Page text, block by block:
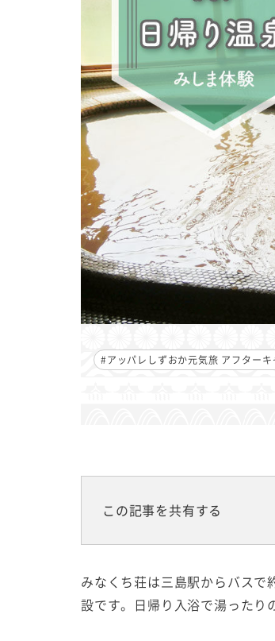
#アッパレしずおか元気旅 アフターキ
この記事を共有する
みなくち荘は三島駅からバス
設です。日帰り入浴で湯ったり